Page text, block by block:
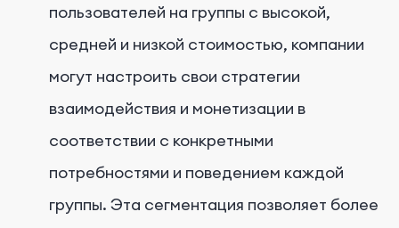
пользователей на группы с высокой,
средней и низкой стоимостью, компании
могут настроить свои стратегии
взаимодействия и монетизации в
соответствии с конкретными
потребностями и поведением каждой
группы. Эта сегментация позволяет более